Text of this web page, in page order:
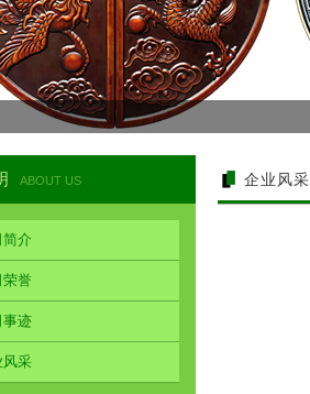
ABOUT US
介
荣誉
事迹
风采
企业风采